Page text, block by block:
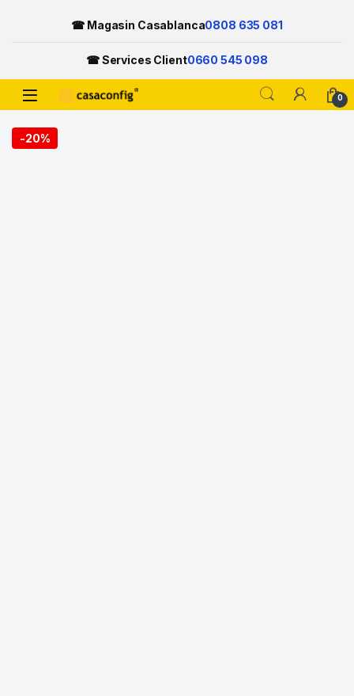
☎ Magasin Casablanca0808 635 081
☎ Services Client0660 545 098
Open 0
-20%